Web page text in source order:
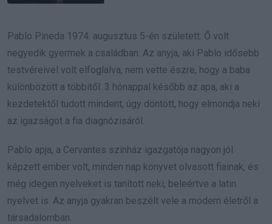
Pablo Pineda 1974. augusztus 5-én született. Ő volt
negyedik gyermek a családban. Az anyja, aki Pablo idősebb
testvéreivel volt elfoglalva, nem vette észre, hogy a baba
különbözött a többitől. 3 hónappal később az apa, aki a
kezdetektől tudott mindent, úgy döntött, hogy elmondja neki
az igazságot a fia diagnózisáról.
Pablo apja, a Cervantes színház igazgatója nagyon jól
képzett ember volt, minden nap könyvet olvasott fiainak, és
még idegen nyelveket is tanított neki, beleértve a latin
nyelvet is. Az anyja gyakran beszélt vele a modern életről a
társadalomban.